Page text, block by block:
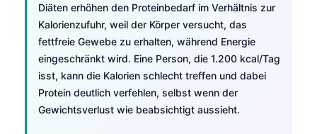
Diäten erhöhen den Proteinbedarf im Verhältnis zur
Kalorienzufuhr, weil der Körper versucht, das
fettfreie Gewebe zu erhalten, während Energie
eingeschränkt wird. Eine Person, die 1.200 kcal/Tag
isst, kann die Kalorien schlecht treffen und dabei
Protein deutlich verfehlen, selbst wenn der
Gewichtsverlust wie beabsichtigt aussieht.